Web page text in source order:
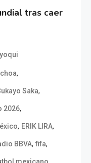
tras caer
,
Saka,
2026,
, ERIK LIRA,
BBVA, fifa,